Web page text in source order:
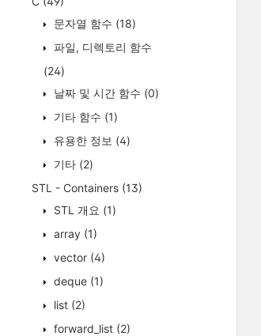
문자열 함수 (18)
파일, 디렉토리 함수
(24)
날짜 및 시간 함수 (0)
기타 함수 (1)
유용한 정보 (4)
기타 (2)
STL - Containers (13)
STL 개요 (1)
array (1)
vector (4)
deque (1)
list (2)
forward_list (2)